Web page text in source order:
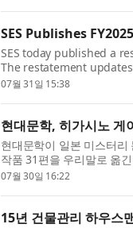
SES Publishes
SES today published a
The restatement
Annual Report and
07월 31일 15:38
현대문학, 히가시노 게
현대문학이 일본 미스터
작품 31편을 우리말로 옮
개했다. 양윤옥 번역가는 “
07월 30일 16:22
15년 건물관리 하우스